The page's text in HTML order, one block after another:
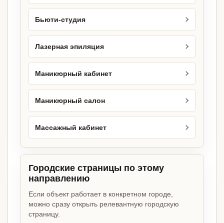
Бьюти-студия
Лазерная эпиляция
Маникюрный кабинет
Маникюрный салон
Массажный кабинет
Городские страницы по этому
направлению
Если объект работает в конкретном городе,
можно сразу открыть релевантную городскую
страницу.